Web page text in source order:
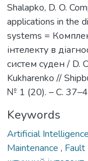
Shalapko, D. O.
applications in the
systems =
інтелекту в
систем суден / D.
Kukharenko //
№ 1 (20). – С.
Keywords
Artificial Intelligence
Maintenance ,